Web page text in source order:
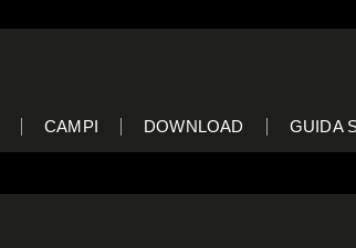
CAMPI DOWNLOAD GUIDA